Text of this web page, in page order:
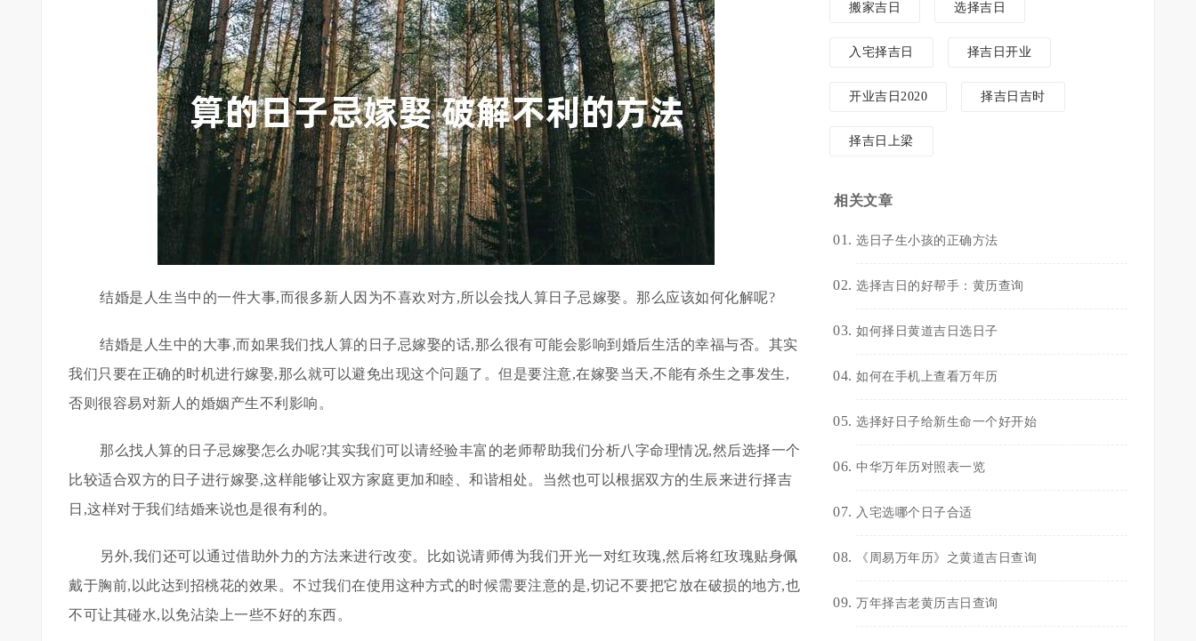
结婚是人生当中的一件大事,而很多新人因为不喜欢对方,所以会找人算日子忌嫁娶。那么应该如何化解呢?
结婚是人生中的大事,而如果我们找人算的日子忌嫁娶的话,那么很有可能会影响到婚后生活的幸福与否。其实
我们只要在正确的时机进行嫁娶,那么就可以避免出现这个问题了。但是要注意,在嫁娶当天,不能有杀生之事发生,
否则很容易对新人的婚姻产生不利影响。
那么找人算的日子忌嫁娶怎么办呢?其实我们可以请经验丰富的老师帮助我们分析八字命理情况,然后选择一个
比较适合双方的日子进行嫁娶,这样能够让双方家庭更加和睦、和谐相处。当然也可以根据双方的生辰来进行择吉
日,这样对于我们结婚来说也是很有利的。
另外,我们还可以通过借助外力的方法来进行改变。比如说请师傅为我们开光一对红玫瑰,然后将红玫瑰贴身佩
戴于胸前,以此达到招桃花的效果。不过我们在使用这种方式的时候需要注意的是,切记不要把它放在破损的地方,也
不可让其碰水,以免沾染上一些不好的东西。
搬家吉日 选择吉日
入宅择吉日 择吉日开业
开业吉日2020 择吉日吉时
择吉日上梁
相关文章
选日子生小孩的正确方法
选择吉日的好帮手：黄历查询
如何择日黄道吉日选日子
如何在手机上查看万年历
选择好日子给新生命一个好开始
中华万年历对照表一览
入宅选哪个日子合适
《周易万年历》之黄道吉日查询
万年择吉老黄历吉日查询